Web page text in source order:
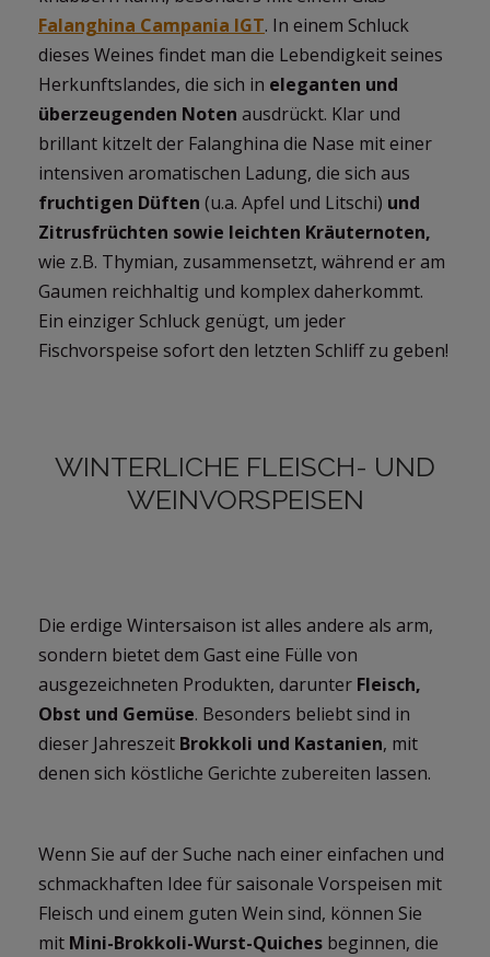
Falanghina Campania IGT. In einem Schluck
dieses Weines findet man die Lebendigkeit seines
Herkunftslandes, die sich in eleganten und
überzeugenden Noten ausdrückt. Klar und
brillant kitzelt der Falanghina die Nase mit einer
intensiven aromatischen Ladung, die sich aus
fruchtigen Düften (u.a. Apfel und Litschi) und
Zitrusfrüchten sowie leichten Kräuternoten,
wie z.B. Thymian, zusammensetzt, während er am
Gaumen reichhaltig und komplex daherkommt.
Ein einziger Schluck genügt, um jeder
Fischvorspeise sofort den letzten Schliff zu geben!
WINTERLICHE FLEISCH- UND
WEINVORSPEISEN
Die erdige Wintersaison ist alles andere als arm,
sondern bietet dem Gast eine Fülle von
ausgezeichneten Produkten, darunter Fleisch,
Obst und Gemüse. Besonders beliebt sind in
dieser Jahreszeit Brokkoli und Kastanien, mit
denen sich köstliche Gerichte zubereiten lassen.
Wenn Sie auf der Suche nach einer einfachen und
schmackhaften Idee für saisonale Vorspeisen mit
Fleisch und einem guten Wein sind, können Sie
mit Mini-Brokkoli-Wurst-Quiches beginnen, die